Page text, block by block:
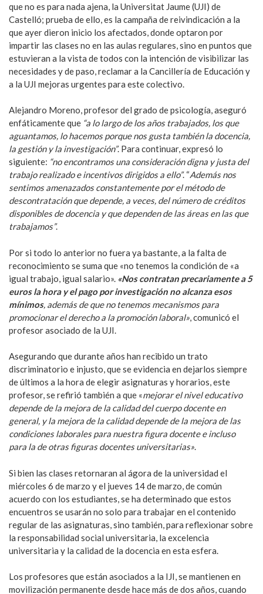
que no es para nada ajena, la Universitat Jaume (UJI) de
Castelló; prueba de ello, es la campaña de reivindicación a la
que ayer dieron inicio los afectados, donde optaron por
impartir las clases no en las aulas regulares, sino en puntos que
estuvieran a la vista de todos con la intención de visibilizar las
necesidades y de paso, reclamar a la Cancillería de Educación y
a la UJI mejoras urgentes para este colectivo.
Alejandro Moreno, profesor del grado de psicología, aseguró
enfáticamente que “a lo largo de los años trabajados, los que
aguantamos, lo hacemos porque nos gusta también la docencia,
la gestión y la investigación”. Para continuar, expresó lo
siguiente: “no encontramos una consideración digna y justa del
trabajo realizado e incentivos dirigidos a ello”. “Además nos
sentimos amenazados constantemente por el método de
descontratación que depende, a veces, del número de créditos
disponibles de docencia y que dependen de las áreas en las que
trabajamos”.
Por si todo lo anterior no fuera ya bastante, a la falta de
reconocimiento se suma que «no tenemos la condición de «a
igual trabajo, igual salario». «Nos contratan precariamente a 5
euros la hora y el pago por investigación no alcanza esos
mínimos, además de que no tenemos mecanismos para
promocionar el derecho a la promoción laboral» , comunicó el
profesor asociado de la UJI.
Asegurando que durante años han recibido un trato
discriminatorio e injusto, que se evidencia en dejarlos siempre
de últimos a la hora de elegir asignaturas y horarios, este
profesor, se refirió también a que «mejorar el nivel educativo
depende de la mejora de la calidad del cuerpo docente en
general, y la mejora de la calidad depende de la mejora de las
condiciones laborales para nuestra figura docente e incluso
para la de otras figuras docentes universitarias».
Si bien las clases retornaran al ágora de la universidad el
miércoles 6 de marzo y el jueves 14 de marzo, de común
acuerdo con los estudiantes, se ha determinado que estos
encuentros se usarán no solo para trabajar en el contenido
regular de las asignaturas, sino también, para reflexionar sobre
la responsabilidad social universitaria, la excelencia
universitaria y la calidad de la docencia en esta esfera.
Los profesores que están asociados a la IJI, se mantienen en
movilización permanente desde hace más de dos años, cuando